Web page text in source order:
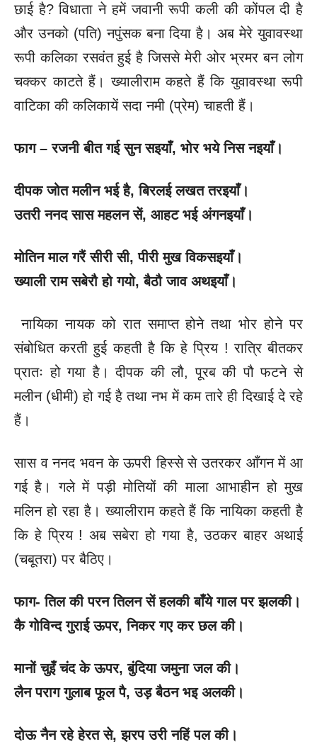
छाई है? विधाता ने हमें जवानी रूपी कली की कोंपल दी है
और उनको (पति) नपुंसक बना दिया है। अब मेरे युवावस्था
रूपी कलिका रसवंत हुई है जिससे मेरी ओर भ्रमर बन लोग
चक्कर काटते हैं। ख्यालीराम कहते हैं कि युवावस्था रूपी
वाटिका की कलिकायें सदा नमी (प्रेम) चाहती हैं।
फाग – रजनी बीत गई सुन सइयाँ, भोर भये निस नइयाँ।
दीपक जोत मलीन भई है, बिरलई लखत तरइयाँ।
उतरी ननद सास महलन सें, आहट भई अंगनइयाँ।
मोतिन माल गरैं सीरी सी, पीरी मुख विकसइयाँ।
ख्याली राम सबेरौ हो गयो, बैठौ जाव अथइयाँ।
नायिका नायक को रात समाप्त होने तथा भोर होने पर
संबोधित करती हुई कहती है कि हे प्रिय ! रात्रि बीतकर
प्रातः हो गया है। दीपक की लौ, पूरब की पौ फटने से
मलीन (धीमी) हो गई है तथा नभ में कम तारे ही दिखाई दे रहे
हैं।
सास व ननद भवन के ऊपरी हिस्से से उतरकर आँगन में आ
गई है। गले में पड़ी मोतियों की माला आभाहीन हो मुख
मलिन हो रहा है। ख्यालीराम कहते हैं कि नायिका कहती है
कि हे प्रिय ! अब सबेरा हो गया है, उठकर बाहर अथाई
(चबूतरा) पर बैठिए।
फाग- तिल की परन तिलन सें हलकी बाँये गाल पर झलकी।
कै गोविन्द गुराई ऊपर, निकर गए कर छल की।
मानों चुइँ चंद के ऊपर, बुंदिया जमुना जल की।
लैन पराग गुलाब फूल पै, उड़ बैठन भइ अलकी।
दोऊ नैन रहे हेरत से, झरप उरी नहिं पल की।